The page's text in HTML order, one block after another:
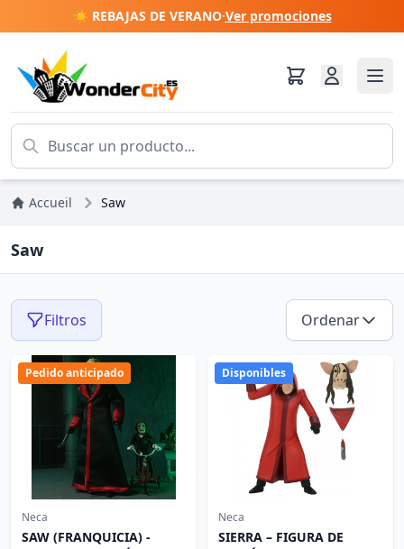
☀️ REBAJAS DE VERANO·Ver promociones
Accueil Saw
Saw
Filtros Ordenar
Pedido anticipado
Neca
SAW (FRANQUICIA) -
Disponibles
Neca
SIERRA – FIGURA DE